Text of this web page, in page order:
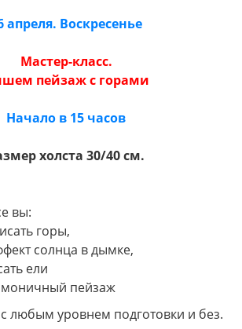
апреля. Воскресенье
Мастер-класс.
пейзаж с горами
Начало в 15 часов
холста 30/40 см.
вы:
горы,
солнца в дымке,
ели
пейзаж
любым уровнем подготовки и без.